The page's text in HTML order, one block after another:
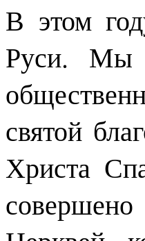
В этом
Руси. Мы
святой
Христа